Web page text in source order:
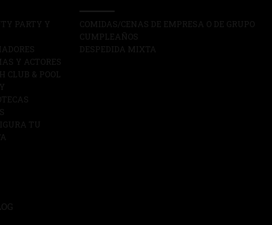
PARTY Y
Y ACTORES
CLUB & POOL
TU
COMIDAS/CENAS DE EMPRESA O DE GRUPO
CUMPLEAÑOS
DESPEDIDA MIXTA